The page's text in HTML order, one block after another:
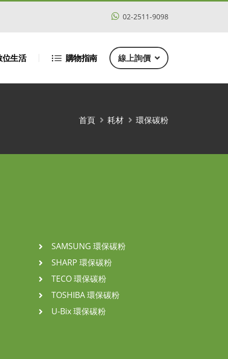
02-2511-9098
位生活 購物指南 線上詢價
首頁 耗材 環保碳粉
SAMSUNG 環保碳粉
SHARP 環保碳粉
TECO 環保碳粉
TOSHIBA 環保碳粉
U-Bix 環保碳粉